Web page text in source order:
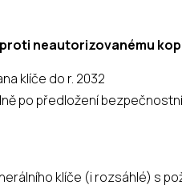
neautorizovanému
klíče do r. 2032
po předložení
klíče (i rozsáhlé) s